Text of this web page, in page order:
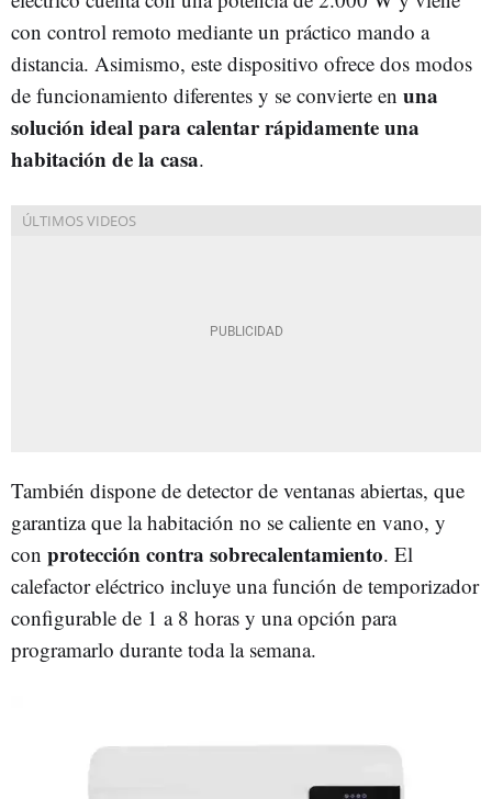
con control remoto mediante un práctico mando a
distancia. Asimismo, este dispositivo ofrece dos modos
de funcionamiento diferentes y se convierte en una
solución ideal para calentar rápidamente una
habitación de la casa.
También dispone de detector de ventanas abiertas, que
garantiza que la habitación no se caliente en vano, y
con protección contra sobrecalentamiento. El
calefactor eléctrico incluye una función de temporizador
configurable de 1 a 8 horas y una opción para
programarlo durante toda la semana.